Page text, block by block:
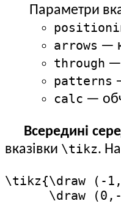
Параметри
arrows —
through —
patterns
calc —
Всередині
вказівки \tikz.
\tikz{\draw (-
\draw